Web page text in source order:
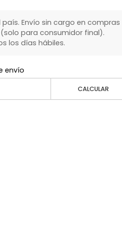
Envío sin cargo en compras
para consumidor final).
los días hábiles.
envío
CALCULAR